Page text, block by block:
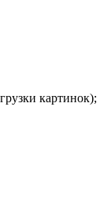
картинок);